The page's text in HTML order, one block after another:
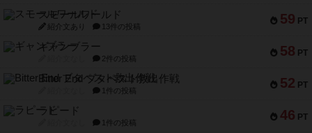
59 PT
スモールワールド
紹介文あり 13件の投稿
58 PT
ギャンブラー
2件の投稿
52 PT
Bitter End ブタペスト救出作戦
1件の投稿
46 PT
ラピード
1件の投稿